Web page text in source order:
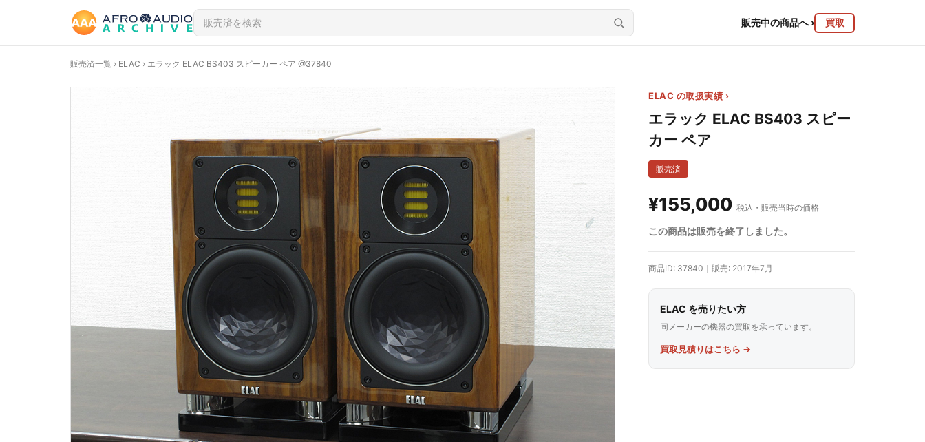
販売中の商品へ› 買取
販売済一覧 › ELAC › エラック ELAC BS403 スピーカー ペア @37840
ELAC の取扱実績 ›
エラック ELAC BS403 スピー
カー ペア
販売済
¥155,000 税込・販売当時の価格
この商品は販売を終了しました。
商品ID: 37840｜販売: 2017年7月
ELAC を売りたい方
同メーカーの機器の買取を承っています。
買取見積りはこちら →